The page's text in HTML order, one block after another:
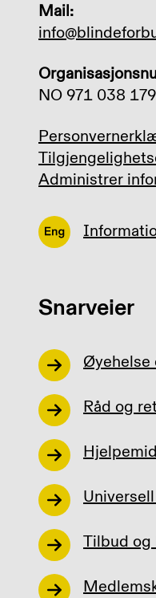
Mail:
NO 971 038
Administrer
Snarveier
Øyehelse
Råd og
Tilbud og